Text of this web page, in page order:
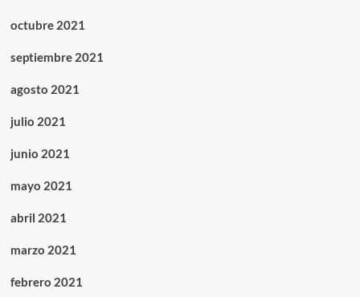
octubre 2021
septiembre 2021
agosto 2021
julio 2021
junio 2021
mayo 2021
abril 2021
marzo 2021
febrero 2021